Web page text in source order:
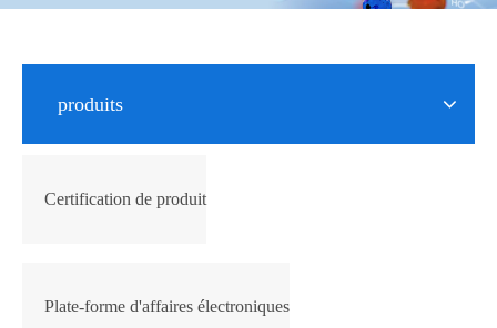
produits
Certification de produit
Plate-forme d'affaires électroniques